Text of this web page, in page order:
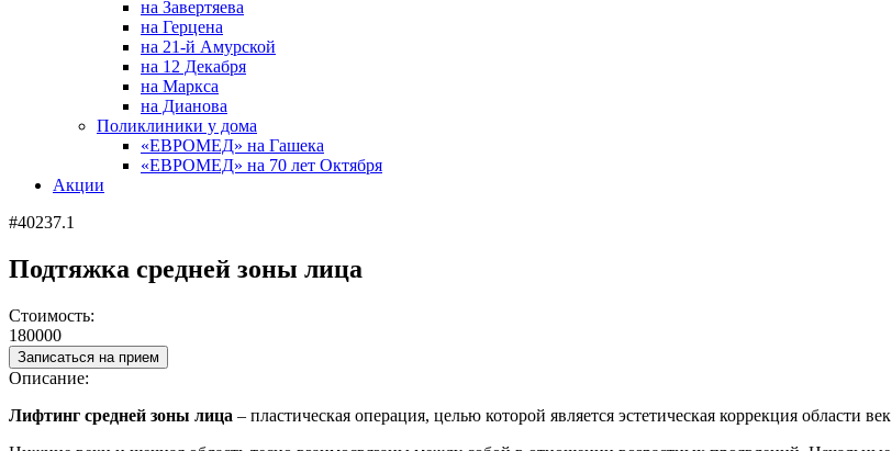
на Завертяева
на Герцена
на 21-й Амурской
на 12 Декабря
на Маркса
на Дианова
Поликлиники у дома
«ЕВРОМЕД» на Гашека
«ЕВРОМЕД» на 70 лет Октября
Акции
#40237.1
Подтяжка средней зоны лица
Стоимость:
180000
Записаться на прием
Описание:
Лифтинг средней зоны лица – пластическая операция, целью которой является эстетическая коррекция области